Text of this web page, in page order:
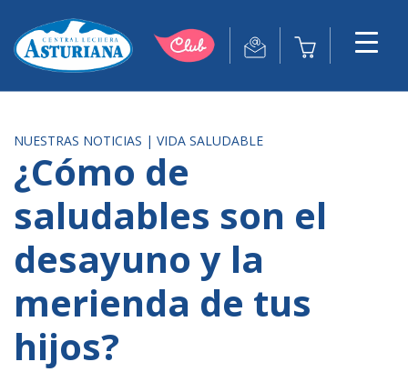
NUESTRAS NOTICIAS | VIDA SALUDABLE
¿Cómo de
saludables son el
desayuno y la
merienda de tus
hijos?